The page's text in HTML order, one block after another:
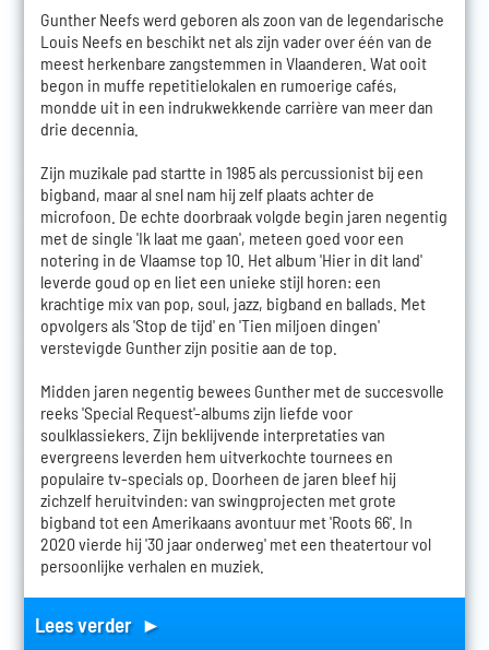
Gunther Neefs werd geboren als zoon van de legendarische
Louis Neefs en beschikt net als zijn vader over één van de
meest herkenbare zangstemmen in Vlaanderen. Wat ooit
begon in muffe repetitielokalen en rumoerige cafés,
mondde uit in een indrukwekkende carrière van meer dan
drie decennia.
Zijn muzikale pad startte in 1985 als percussionist bij een
bigband, maar al snel nam hij zelf plaats achter de
microfoon. De echte doorbraak volgde begin jaren negentig
met de single 'Ik laat me gaan', meteen goed voor een
notering in de Vlaamse top 10. Het album 'Hier in dit land'
leverde goud op en liet een unieke stijl horen: een
krachtige mix van pop, soul, jazz, bigband en ballads. Met
opvolgers als 'Stop de tijd' en 'Tien miljoen dingen'
verstevigde Gunther zijn positie aan de top.
Midden jaren negentig bewees Gunther met de succesvolle
reeks 'Special Request'-albums zijn liefde voor
soulklassiekers. Zijn beklijvende interpretaties van
evergreens leverden hem uitverkochte tournees en
populaire tv-specials op. Doorheen de jaren bleef hij
zichzelf heruitvinden: van swingprojecten met grote
bigband tot een Amerikaans avontuur met 'Roots 66'. In
2020 vierde hij '30 jaar onderweg' met een theatertour vol
persoonlijke verhalen en muziek.
Lees verder ►